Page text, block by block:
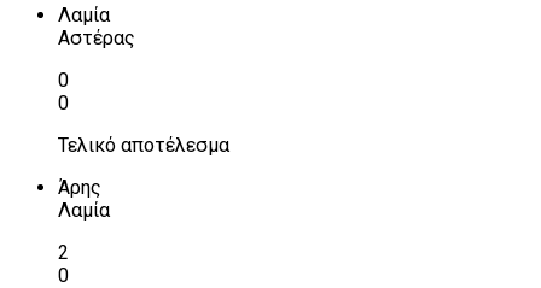
Λαμία
Αστέρας
0
0
Τελικό αποτέλεσμα
Άρης
Λαμία
2
0